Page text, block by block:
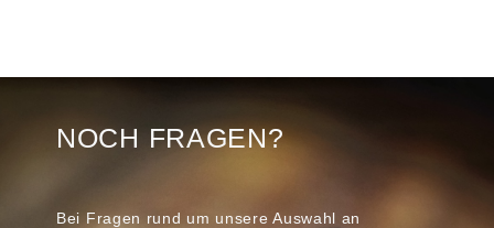
NOCH FRAGEN?
Bei Fragen rund um unsere Auswahl an